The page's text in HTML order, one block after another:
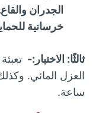
الجدران
خرسانية
ثالثًا: الاختبار:-
ساعة.